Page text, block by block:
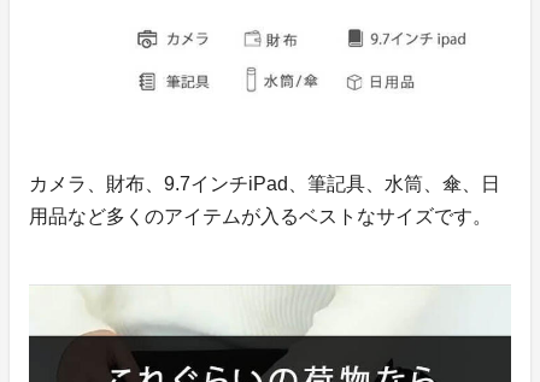
カメラ、財布、9.7インチiPad、筆記具、水筒、傘、日
用品など多くのアイテムが入るベストなサイズです。